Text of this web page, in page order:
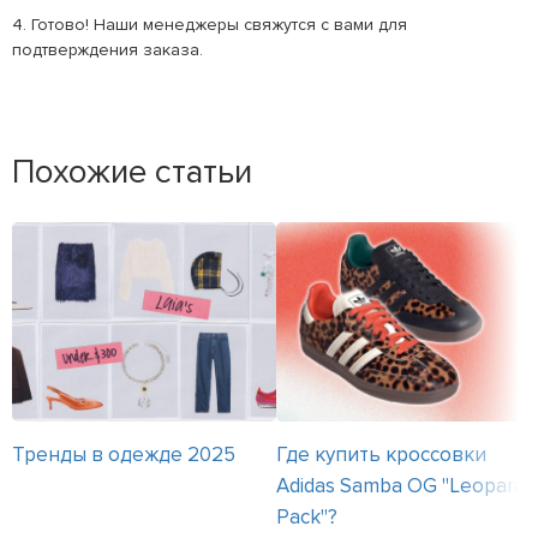
4. Готово! Наши менеджеры свяжутся с вами для
подтверждения заказа.
Похожие статьи
Тренды в одежде 2025
Где купить кроссовки
Adidas Samba OG "Leopard
Pack"?